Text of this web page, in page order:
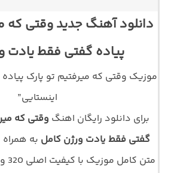
دانلود آهنگ جدید وقتی که
پیاده گفتی فقط یادت
موزیک وقتی که میرفتیم تو پارک
اینستایی”
برای دانلود رایگان اهنگ وقتی که
گفتی فقط یادت ورژن کامل به همراه
متن کامل موزیک با کیفیت اصلی 320 و 128 با